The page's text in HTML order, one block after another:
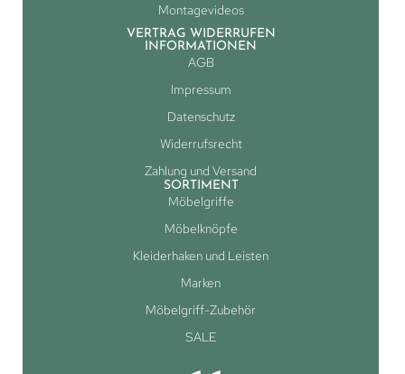
Montagevideos
VERTRAG WIDERRUFEN
INFORMATIONEN
AGB
Impressum
Datenschutz
Widerrufsrecht
Zahlung und Versand
SORTIMENT
Möbelgriffe
Möbelknöpfe
Kleiderhaken und Leisten
Marken
Möbelgriff-Zubehör
SALE